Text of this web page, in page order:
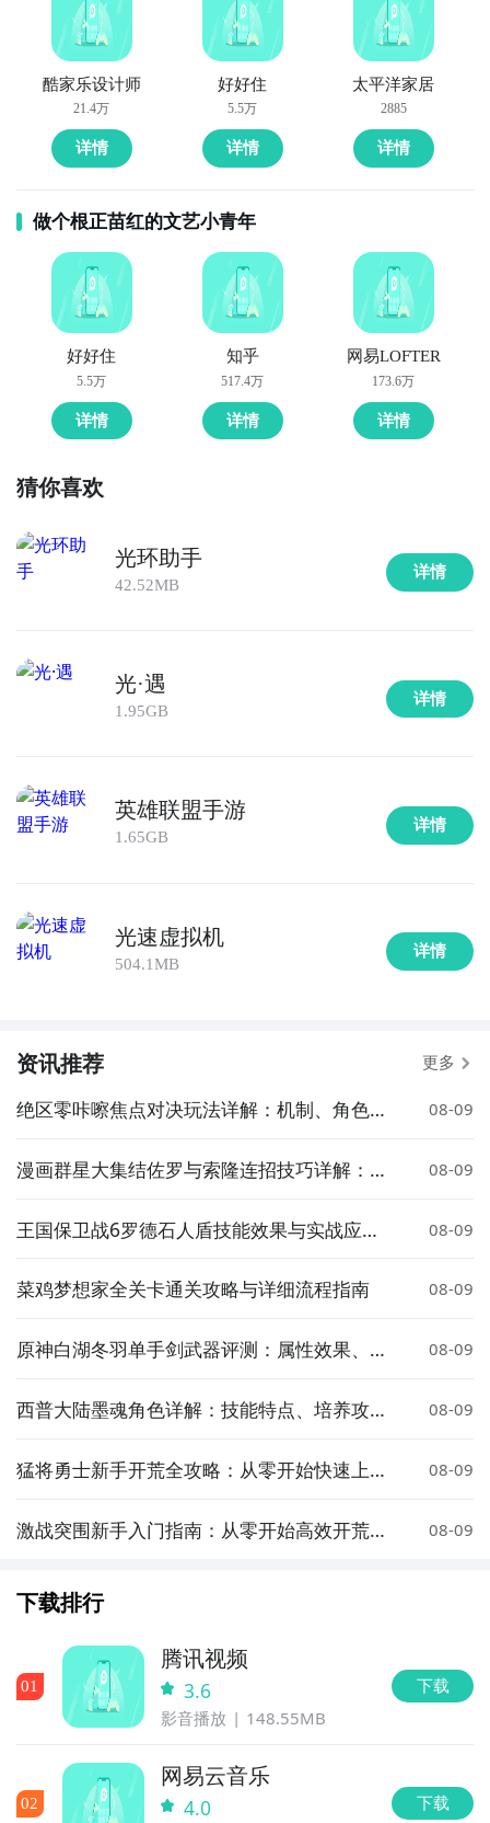
酷家乐设计师
21.4万
详情
好好住
5.5万
详情
太平洋家居
2885
详情
做个根正苗红的文艺小青年
好好住
5.5万
详情
知乎
517.4万
详情
网易LOFTER
173.6万
详情
猜你喜欢
光环助手
42.52MB
详情
光·遇
1.95GB
详情
英雄联盟手游
1.65GB
详情
光速虚拟机
504.1MB
详情
资讯推荐 更多
绝区零咔嚓焦点对决玩法详解：机制、角色与
08-09
漫画群星大集结佐罗与索隆连招技巧详解：高
08-09
王国保卫战6罗德石人盾技能效果与实战应用
08-09
菜鸡梦想家全关卡通关攻略与详细流程指南 08-09
原神白湖冬羽单手剑武器评测：属性效果、适
08-09
西普大陆墨魂角色详解：技能特点、培养攻略
08-09
猛将勇士新手开荒全攻略：从零开始快速上手
08-09
激战突围新手入门指南：从零开始高效开荒攻
08-09
下载排行
01
腾讯视频
3.6
影音播放 148.55MB
下载
02
网易云音乐
4.0 下载